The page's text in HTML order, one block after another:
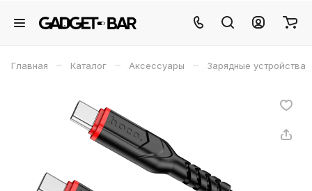
Главная – Каталог – Аксессуары – Зарядные устройства